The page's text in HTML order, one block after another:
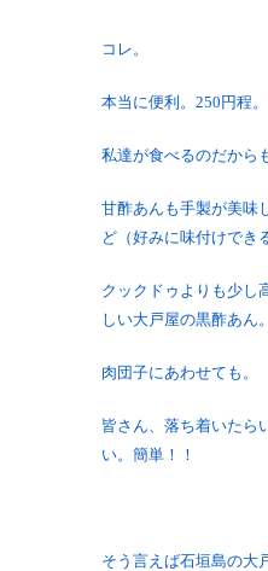
コレ。
本当に便利。250円程。
私達が食べるのだから
甘酢あんも手製が美味
ど（好みに味付けでき
クックドゥよりも少し
しい大戸屋の黒酢あん。
肉団子にあわせても。
皆さん、落ち着いたら
い。簡単！！
そう言えば石垣島の大